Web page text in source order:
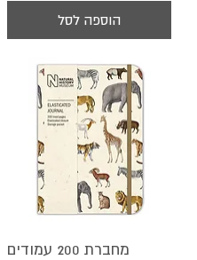
הוספה לסל
מחברת 200 עמודים